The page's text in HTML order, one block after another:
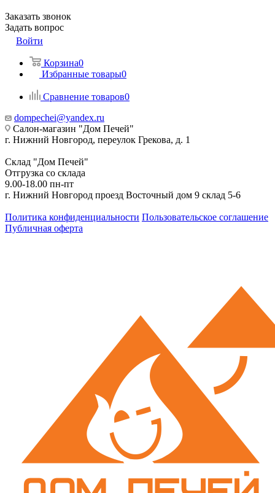
Заказать звонок
Задать вопрос
Войти
Корзина0
Избранные товары0
Сравнение товаров0
dompechei@yandex.ru
Салон-магазин "Дом Печей"
г. Нижний Новгород, переулок Грекова, д. 1
Склад "Дом Печей"
Отгрузка со склада
9.00-18.00 пн-пт
г. Нижний Новгород проезд Восточный дом 9 склад 5-6
Политика конфиденциальности Пользовательское соглашение
Публичная оферта